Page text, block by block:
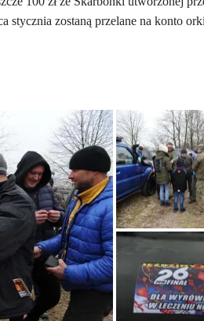
stycznia zostaną przelane na konto